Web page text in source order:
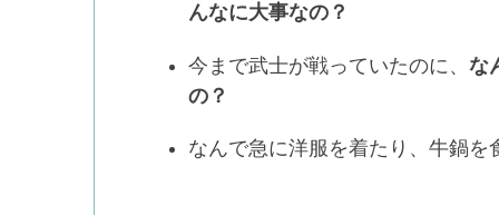
んなに大事なの？
今まで武士が戦っていたのに、 な
の？
なんで急に洋服を着たり、牛鍋を